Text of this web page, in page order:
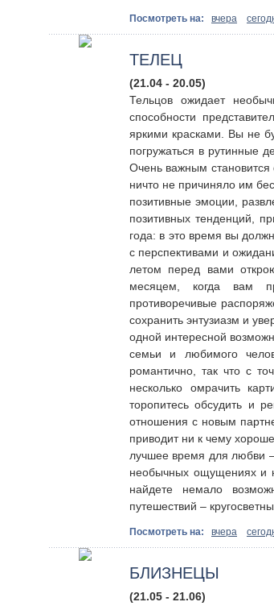
Посмотреть на: вчера
ТЕЛЕЦ
(21.04 - 20.05)
Тельцов ожидает
способности
яркими красками. Вы не
погружаться в рутинные
Очень важным становится
ничто не причиняло им
позитивные эмоции,
позитивных тенденций,
года: в это время вы
с перспективами и
летом перед вами
месяцем, когда вам
противоречивые
сохранить энтузиазм и
одной интересной
семьи и любимого
романтично, так что с
несколько омрачить
торопитесь обсудить и
отношения с новым
приводит ни к чему
лучшее время для любви
необычных ощущениях и
найдете немало
путешествий –
Посмотреть на: вчера
БЛИЗНЕЦЫ
(21.05 - 21.06)